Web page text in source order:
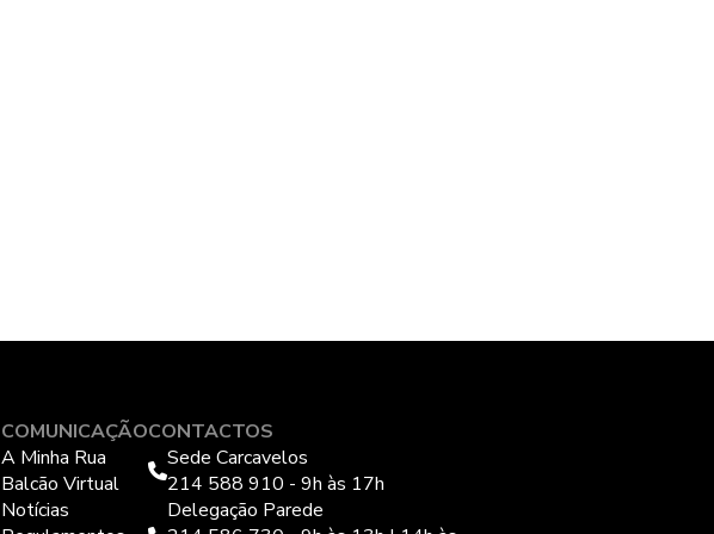
COMUNICAÇÃO
A Minha Rua
Balcão Virtual
Notícias
CONTACTOS
Sede Carcavelos
214 588 910 - 9h às 17h
Delegação Parede